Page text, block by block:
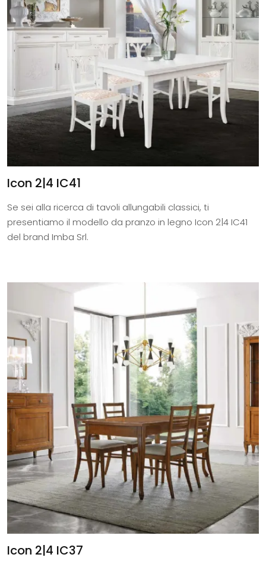
Icon 2|4 IC41
Se sei alla ricerca di tavoli allungabili classici, ti
presentiamo il modello da pranzo in legno Icon 2|4 IC41
del brand Imba Srl.
Icon 2|4 IC37